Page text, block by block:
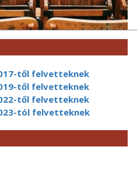
től felvetteknek
től felvetteknek
től felvetteknek
tól felvetteknek